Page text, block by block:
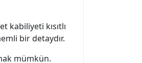
kabiliyeti kısıtlı
bir detaydır.
mümkün.